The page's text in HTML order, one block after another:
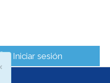
Iniciar sesión